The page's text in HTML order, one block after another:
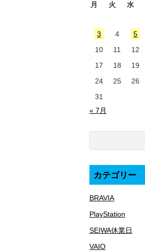
月 火 水
3
4 5
10
11 12
17
18 19
24
25 26
31
« 7月
カテゴリー
BRAVIA
PlayStation
SEIWA休業日
VAIO